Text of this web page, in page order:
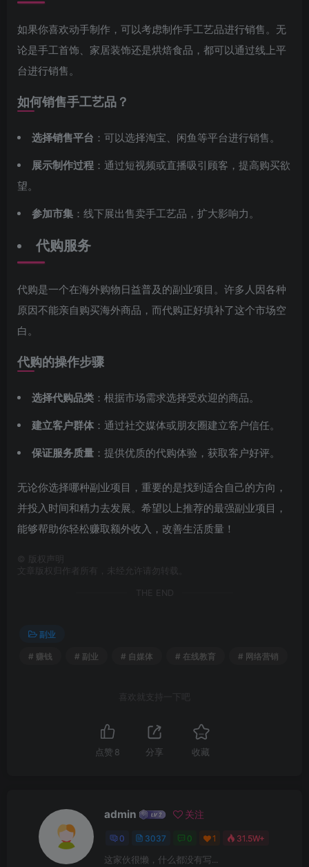
如果你喜欢动手制作，可以考虑制作手工艺品进行销售。无
论是手工首饰、家居装饰还是烘焙食品，都可以通过线上平
台进行销售。
如何销售手工艺品？
选择销售平台 ：可以选择淘宝、闲鱼等平台进行销售。
展示制作过程 ：通过短视频或直播吸引顾客，提高购买欲
望。
参加市集 ：线下展出售卖手工艺品，扩大影响力。
代购服务
代购是一个在海外购物日益普及的副业项目。许多人因各种
原因不能亲自购买海外商品，而代购正好填补了这个市场空
白。
代购的操作步骤
选择代购品类 ：根据市场需求选择受欢迎的商品。
建立客户群体 ：通过社交媒体或朋友圈建立客户信任。
保证服务质量 ：提供优质的代购体验，获取客户好评。
无论你选择哪种副业项目，重要的是找到适合自己的方向，
并投入时间和精力去发展。希望以上推荐的最强副业项目，
能够帮助你轻松赚取额外收入，改善生活质量！
©
版权声明
文章版权归作者所有，未经允许请勿转载。
THE END
副业
# 赚钱 # 副业 # 自媒体 # 在线教育 # 网络营销
喜欢就支持一下吧
点赞 8 分享 收藏
admin 关注
0 3037 0 1 31.5W+
这家伙很懒，什么都没有写...